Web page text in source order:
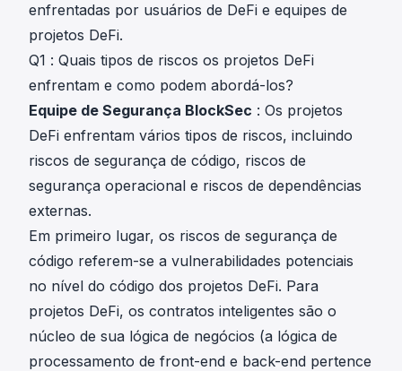
enfrentadas por usuários de DeFi e equipes de
projetos DeFi.
Q1 : Quais tipos de riscos os projetos DeFi
enfrentam e como podem abordá-los?
Equipe de Segurança BlockSec : Os projetos
DeFi enfrentam vários tipos de riscos, incluindo
riscos de segurança de código, riscos de
segurança operacional e riscos de dependências
externas.
Em primeiro lugar, os riscos de segurança de
código referem-se a vulnerabilidades potenciais
no nível do código dos projetos DeFi. Para
projetos DeFi, os contratos inteligentes são o
núcleo de sua lógica de negócios (a lógica de
processamento de front-end e back-end pertence